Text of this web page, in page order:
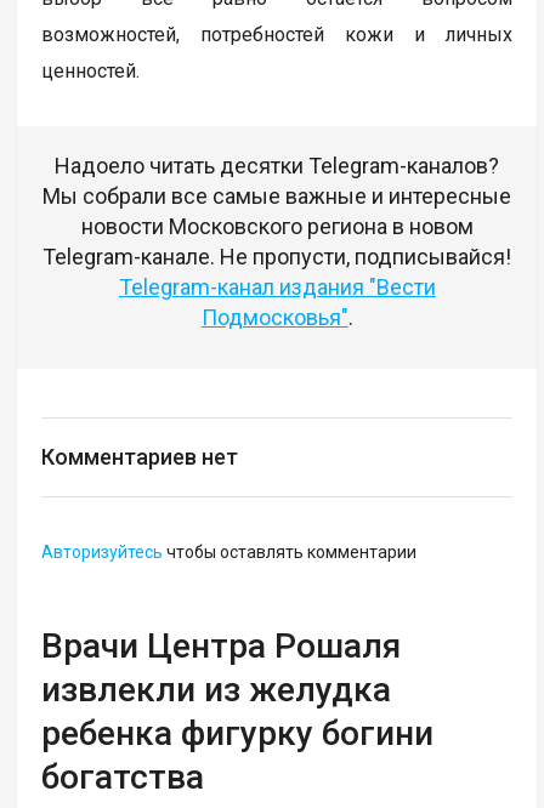
возможностей, потребностей кожи и личных
ценностей.
Надоело читать десятки Telegram-каналов?
Мы собрали все самые важные и интересные
новости Московского региона в новом
Telegram-канале. Не пропусти, подписывайся!
Telegram-канал издания "Вести
Подмосковья".
Комментариев нет
Авторизуйтесь чтобы оставлять комментарии
Врачи Центра Рошаля
извлекли из желудка
ребенка фигурку богини
богатства